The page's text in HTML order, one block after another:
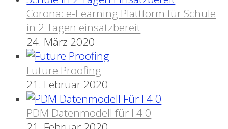
Corona: e-Learning Plattform für Schule
in 2 Tagen einsatzbereit
24. März 2020
Future Proofing
21. Februar 2020
PDM Datenmodell für I 4.0